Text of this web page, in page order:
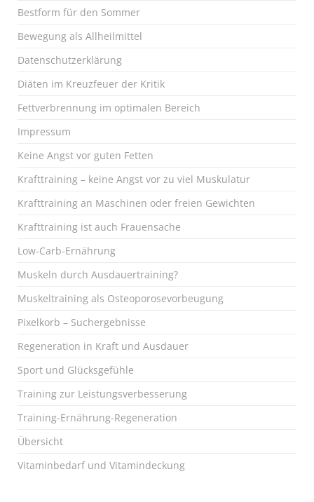
Bestform für den Sommer
Bewegung als Allheilmittel
Datenschutzerklärung
Diäten im Kreuzfeuer der Kritik
Fettverbrennung im optimalen Bereich
Impressum
Keine Angst vor guten Fetten
Krafttraining – keine Angst vor zu viel Muskulatur
Krafttraining an Maschinen oder freien Gewichten
Krafttraining ist auch Frauensache
Low-Carb-Ernährung
Muskeln durch Ausdauertraining?
Muskeltraining als Osteoporosevorbeugung
Pixelkorb – Suchergebnisse
Regeneration in Kraft und Ausdauer
Sport und Glücksgefühle
Training zur Leistungsverbesserung
Training-Ernährung-Regeneration
Übersicht
Vitaminbedarf und Vitamindeckung